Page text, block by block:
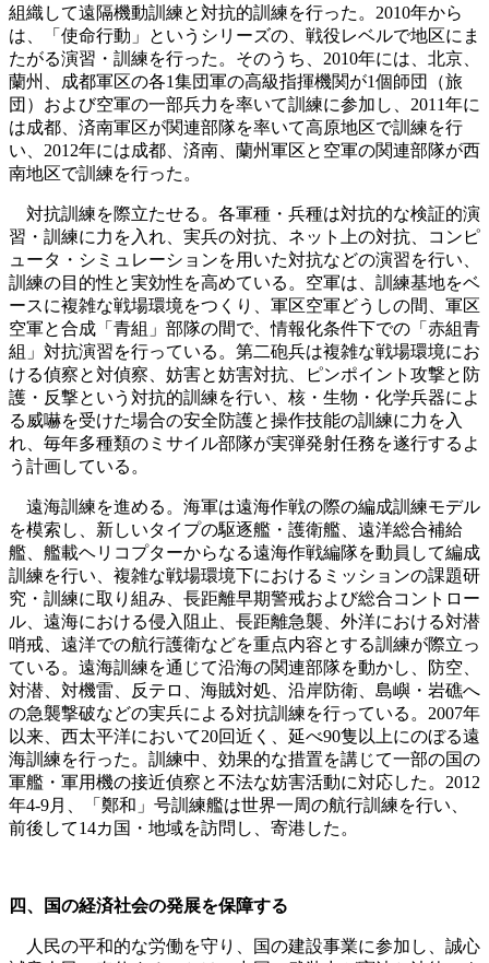
組織して遠隔機動訓練と対抗的訓練を行った。2010年から
は、「使命行動」というシリーズの、戦役レベルで地区にま
たがる演習・訓練を行った。そのうち、2010年には、北京、
蘭州、成都軍区の各1集団軍の高級指揮機関が1個師団（旅
団）および空軍の一部兵力を率いて訓練に参加し、2011年に
は成都、済南軍区が関連部隊を率いて高原地区で訓練を行
い、2012年には成都、済南、蘭州軍区と空軍の関連部隊が西
南地区で訓練を行った。
対抗訓練を際立たせる。各軍種・兵種は対抗的な検証的演
習・訓練に力を入れ、実兵の対抗、ネット上の対抗、コンピ
ュータ・シミュレーションを用いた対抗などの演習を行い、
訓練の目的性と実効性を高めている。空軍は、訓練基地をベ
ースに複雑な戦場環境をつくり、軍区空軍どうしの間、軍区
空軍と合成「青組」部隊の間で、情報化条件下での「赤組青
組」対抗演習を行っている。第二砲兵は複雑な戦場環境にお
ける偵察と対偵察、妨害と妨害対抗、ピンポイント攻撃と防
護・反撃という対抗的訓練を行い、核・生物・化学兵器によ
る威嚇を受けた場合の安全防護と操作技能の訓練に力を入
れ、毎年多種類のミサイル部隊が実弾発射任務を遂行するよ
う計画している。
遠海訓練を進める。海軍は遠海作戦の際の編成訓練モデル
を模索し、新しいタイプの駆逐艦・護衛艦、遠洋総合補給
艦、艦載ヘリコプターからなる遠海作戦編隊を動員して編成
訓練を行い、複雑な戦場環境下におけるミッションの課題研
究・訓練に取り組み、長距離早期警戒および総合コントロー
ル、遠海における侵入阻止、長距離急襲、外洋における対潜
哨戒、遠洋での航行護衛などを重点内容とする訓練が際立っ
ている。遠海訓練を通じて沿海の関連部隊を動かし、防空、
対潜、対機雷、反テロ、海賊対処、沿岸防衛、島嶼・岩礁へ
の急襲撃破などの実兵による対抗訓練を行っている。2007年
以来、西太平洋において20回近く、延べ90隻以上にのぼる遠
海訓練を行った。訓練中、効果的な措置を講じて一部の国の
軍艦・軍用機の接近偵察と不法な妨害活動に対応した。2012
年4-9月、「鄭和」号訓練艦は世界一周の航行訓練を行い、
前後して14カ国・地域を訪問し、寄港した。
四、国の経済社会の発展を保障する
人民の平和的な労働を守り、国の建設事業に参加し、誠心